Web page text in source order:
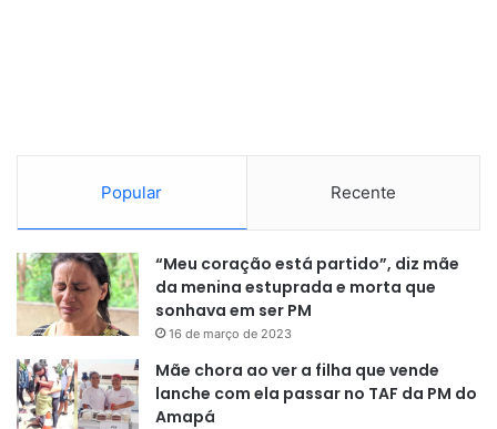
Já na terça-feira, (19/12), o presidente chinês, Xi Jinping,
afirmou que “esforços totais” serão empregados nas
operações de busca e socorro. Por isso, cerca de 1.500
bombeiros chegaram ao local e mais 1.500 se encontram
de prontidão, além de militares mobilizados para ajuda
humanitária.
Popular Recente
“Meu coração está partido”, diz mãe
da menina estuprada e morta que
sonhava em ser PM
16 de março de 2023
Mãe chora ao ver a filha que vende
lanche com ela passar no TAF da PM do
Amapá